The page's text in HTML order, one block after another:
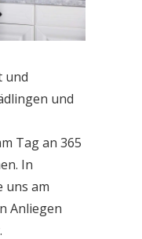
und
Tag an 365
uns am
Anliegen